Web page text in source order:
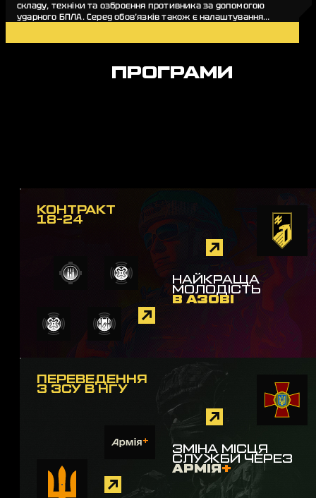
складу, техніки та озброєння противника за допомогою
ударного БПЛА. Серед обов’язків також є налаштування
ПРОГРАМИ
КОНТРАКТ
18-24
НАЙКРАЩА
МОЛОДІСТЬ
В АЗОВІ
ПЕРЕВЕДЕННЯ
З ЗСУ В НГУ
ЗМІНА МІСЦЯ
СЛУЖБИ ЧЕРЕЗ
АРМІЯ +